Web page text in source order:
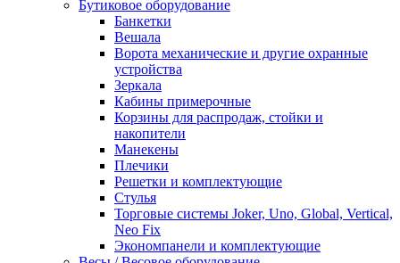
Бутиковое оборудование
Банкетки
Вешала
Ворота механические и другие охранные
устройства
Зеркала
Кабины примерочные
Корзины для распродаж, стойки и
накопители
Манекены
Плечики
Решетки и комплектующие
Стулья
Торговые системы Joker, Uno, Global, Vertical,
Neo Fix
Экономпанели и комплектующие